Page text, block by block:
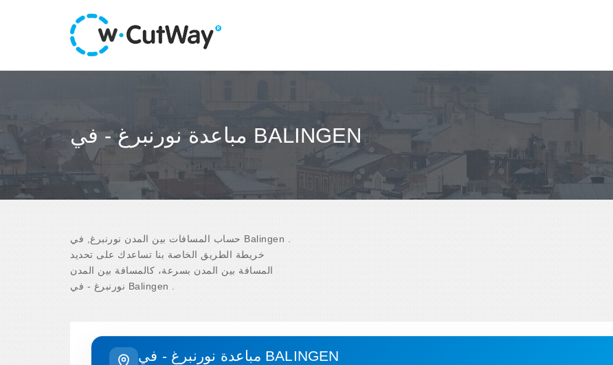
مباعدة نورنبرغ - في BALINGEN
حساب المسافات بين المدن نورنبرغ, في Balingen .
خريطة الطريق الخاصة بنا تساعدك على تحديد
المسافة بين المدن بسرعة، كالمسافة بين المدن
نورنبرغ - في Balingen .
مباعدة نورنبرغ - في BALINGEN